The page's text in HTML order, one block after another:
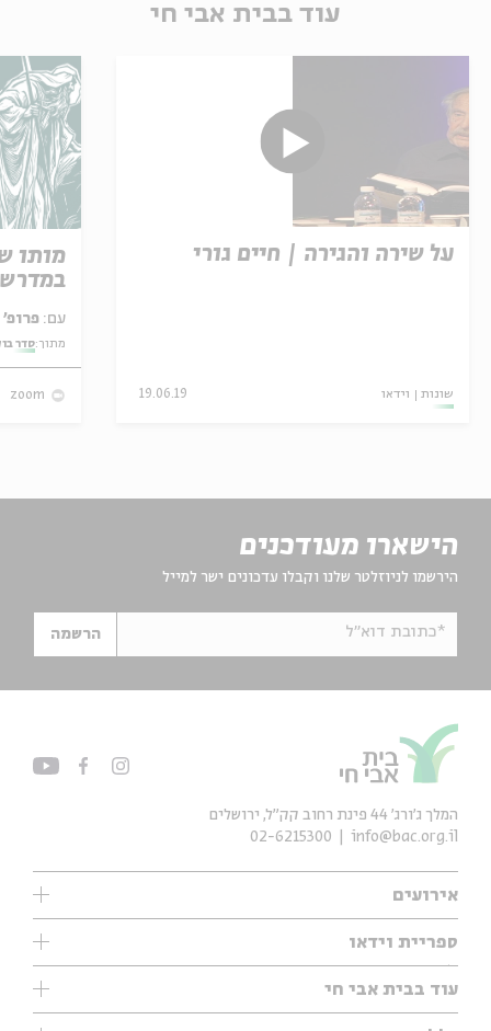
עוד בבית אבי חי
על שירה והגירה | חיים גורי
שונות וידאו 19.06.19
מותו
עם: פרופ' אביגדור שנאן
מתוך:סדר
zoom
הישארו מעודכנים
הירשמו לניוזלטר שלנו וקבלו עדכונים ישר למייל
*כתובת דוא"ל הרשמה
אירועים
עיון
אנגלית
ספריית וידאו
ילדים
מוזיקה
עיון
עוד בבית אבי חי
תערוכות
המלך ג'ורג' 44 פינת רחוב קק״ל, ירושלים
info@bac.org.il
02-6215300